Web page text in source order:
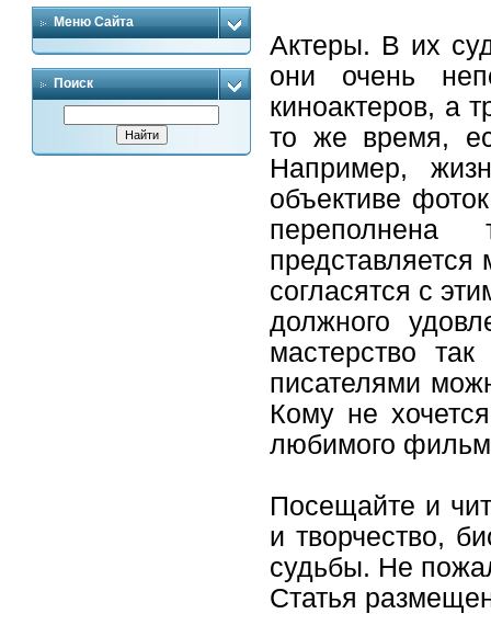
Меню Сайта
Поиск
Актеры. В их
они очень
киноактеров, а
то же время,
Например,
объективе
представляется
согласятся с
должного
мастерство
писателями
Кому не
любимого
Посещайте и
и творчество,
судьбы. Не
Статья